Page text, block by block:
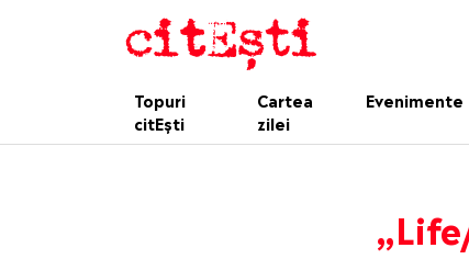
Topuri
citEști
Cartea
zilei
Evenimente